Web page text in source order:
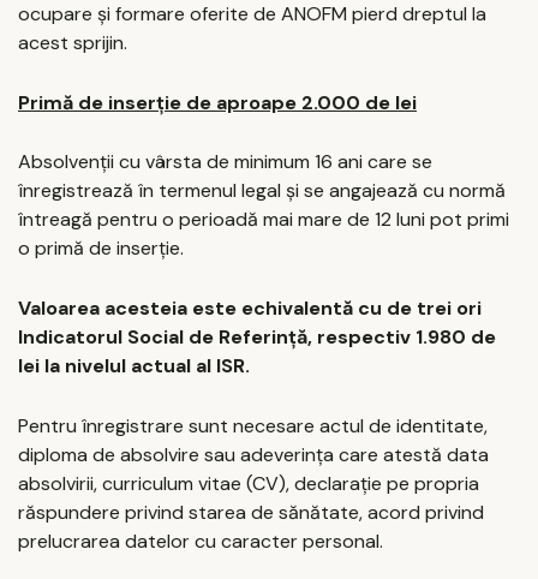
ocupare și formare oferite de ANOFM pierd dreptul la
acest sprijin.
Primă de inserție de aproape 2.000 de lei
Absolvenții cu vârsta de minimum 16 ani care se
înregistrează în termenul legal și se angajează cu normă
întreagă pentru o perioadă mai mare de 12 luni pot primi
o primă de inserție.
Valoarea acesteia este echivalentă cu de trei ori
Indicatorul Social de Referință, respectiv 1.980 de
lei la nivelul actual al ISR.
Pentru înregistrare sunt necesare actul de identitate,
diploma de absolvire sau adeverința care atestă data
absolvirii, curriculum vitae (CV), declarație pe propria
răspundere privind starea de sănătate, acord privind
prelucrarea datelor cu caracter personal.